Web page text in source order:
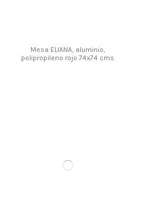
Mesa ELIANA, aluminio,
polipropileno rojo 74x74 cms